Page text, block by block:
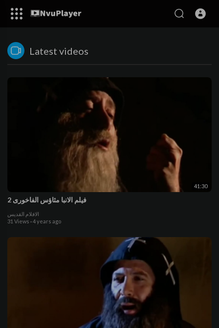
Latest videos
41:30
فيلم الانبا مثاؤس الفاخورى 2
الافلام القديس
31 Views ·4 years ago